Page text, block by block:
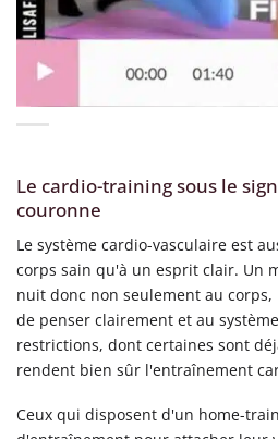
Le cardio-training sous le
couronne
Le système cardio-vasculaire est
corps sain qu'à un esprit clair. Un
nuit donc non seulement au corps,
de penser clairement et au
restrictions, dont certaines sont
rendent bien sûr l'entraînement
Ceux qui disposent d'un home-